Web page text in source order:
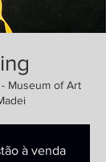
- Museum of Art
à venda